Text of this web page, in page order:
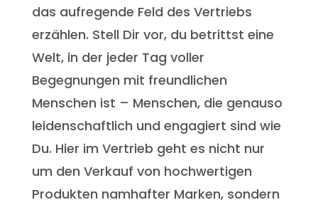
das aufregende Feld des Vertriebs
erzählen. Stell Dir vor, du betrittst eine
Welt, in der jeder Tag voller
Begegnungen mit freundlichen
Menschen ist – Menschen, die genauso
leidenschaftlich und engagiert sind wie
Du. Hier im Vertrieb geht es nicht nur
um den Verkauf von hochwertigen
Produkten namhafter Marken, sondern